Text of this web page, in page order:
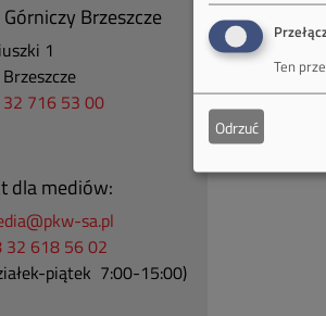
Brzeszcze
1
716 53 00
dla mediów:
sa.pl
32 618 56 02
piątek 7:00-15:00)
Ten
Odrzuć